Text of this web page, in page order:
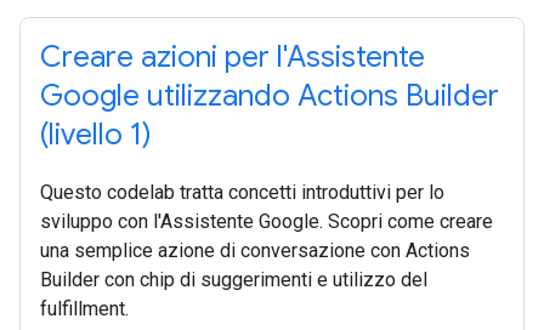
Creare azioni per l'Assistente
Google utilizzando Actions Builder
(livello 1)
Questo codelab tratta concetti introduttivi per lo
sviluppo con l'Assistente Google. Scopri come creare
una semplice azione di conversazione con Actions
Builder con chip di suggerimenti e utilizzo del
fulfillment.